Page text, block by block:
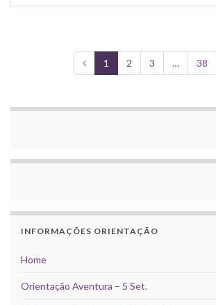
1 2 3 … 38
INFORMAÇÕES ORIENTAÇÃO
Home
Orientação Aventura – 5 Set.